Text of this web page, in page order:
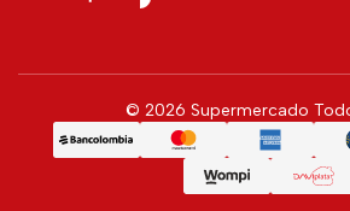
© 2026 Supermercado